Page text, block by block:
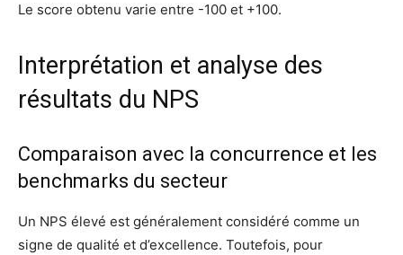
Le score obtenu varie entre -100 et +100.
Interprétation et analyse des
résultats du NPS
Comparaison avec la concurrence et les
benchmarks du secteur
Un NPS élevé est généralement considéré comme un
signe de qualité et d’excellence. Toutefois, pour